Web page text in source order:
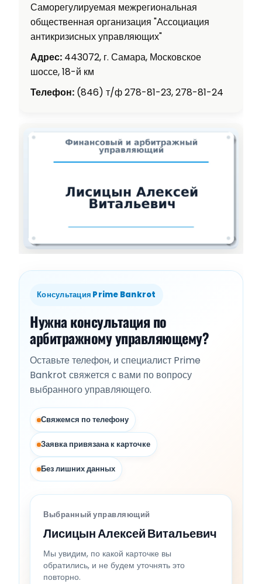
Саморегулируемая межрегиональная
общественная организация "Ассоциация
антикризисных управляющих"
Адрес: 443072, г. Самара, Московское
шоссе, 18-й км
Телефон: (846) т/ф 278-81-23, 278-81-24
Консультация Prime Bankrot
Нужна консультация по
арбитражному управляющему?
Оставьте телефон, и специалист Prime
Bankrot свяжется с вами по вопросу
выбранного управляющего.
Свяжемся по телефону
Заявка привязана к карточке
Без лишних данных
Выбранный управляющий
Лисицын Алексей Витальевич
Мы увидим, по какой карточке вы
обратились, и не будем уточнять это
повторно.